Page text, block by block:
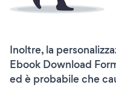
Inoltre, la
Ebook Download
ed è probabile che